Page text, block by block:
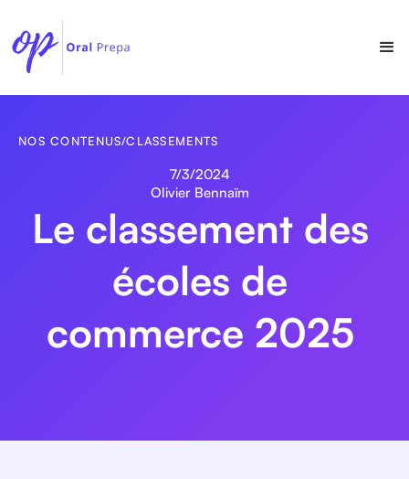
NOS CONTENUS/CLASSEMENTS
7/3/2024
Olivier Bennaïm
Le classement des
écoles de
commerce 2025